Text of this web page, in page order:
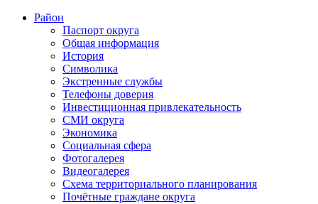
Район
Паспорт округа
Общая информация
История
Символика
Экстренные службы
Телефоны доверия
Инвестиционная привлекательность
СМИ округа
Экономика
Социальная сфера
Фотогалерея
Видеогалерея
Схема территориального планирования
Почётные граждане округа